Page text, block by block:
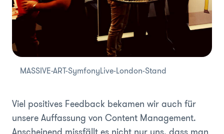
MASSIVE-ART-SymfonyLive-London-Stand
Viel positives Feedback bekamen wir auch für
unsere Auffassung von Content Management.